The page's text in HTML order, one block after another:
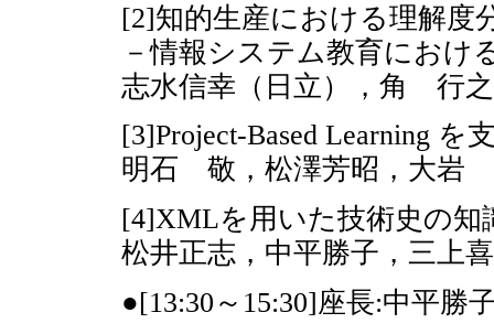
[2]知的生産における理解度
－情報システム教育におけ
志水信幸（日立），角 行
[3]Project-Based Learning
明石 敬，松澤芳昭，大岩
[4]XMLを用いた技術史の知
松井正志，中平勝子，三上
●[13:30～15:30]座長:中平勝